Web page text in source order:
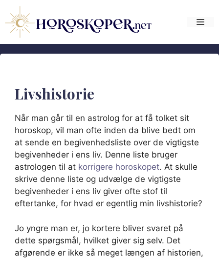
indhold
Livshistorie
Når man går til en astrolog for at få tolket sit
horoskop, vil man ofte inden da blive bedt om
at sende en begivenhedsliste over de vigtigste
begivenheder i ens liv. Denne liste bruger
astrologen til at korrigere horoskopet. At skulle
skrive denne liste og udvælge de vigtigste
begivenheder i ens liv giver ofte stof til
eftertanke, for hvad er egentlig min livshistorie?
Jo yngre man er, jo kortere bliver svaret på
dette spørgsmål, hvilket giver sig selv. Det
afgørende er ikke så meget længen af historien,